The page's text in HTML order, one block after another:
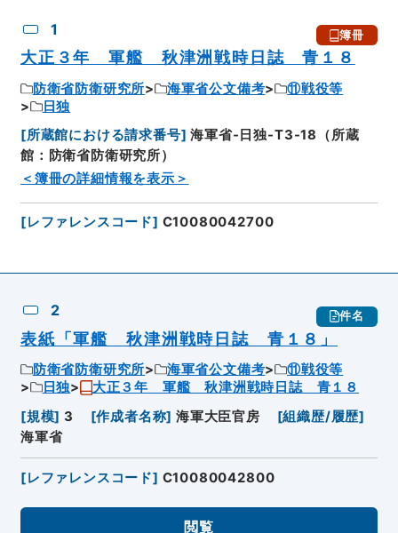
1 簿冊
大正３年 軍艦 秋津洲戦時日誌 青１８
防衛省防衛研究所 海軍省公文備考
⑪戦役等
日独
[所蔵館における請求番号] 海軍省-日独-T3-18（所蔵
館：防衛省防衛研究所）
＜簿冊の詳細情報を表示＞
[レファレンスコード] C10080042700
2 件名
表紙「軍艦 秋津洲戦時日誌 青１８」
防衛省防衛研究所 海軍省公文備考
⑪戦役等
日独
大正３年 軍艦 秋津洲戦時日誌 青１８
[規模] 3 [作成者名称] 海軍大臣官房 [組織歴/履歴]
海軍省
[レファレンスコード] C10080042800
閲覧